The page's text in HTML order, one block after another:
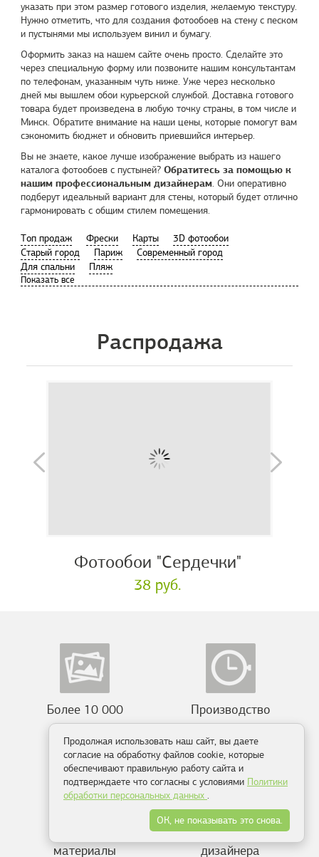
указать при этом размер готового изделия, желаемую текстуру.
Нужно отметить, что для создания фотообоев на стену с песком
и пустынями мы используем винил и бумагу.
Оформить заказ на нашем сайте очень просто. Сделайте это
через специальную форму или позвоните нашим консультантам
по телефонам, указанным чуть ниже. Уже через несколько
дней мы вышлем обои курьерской службой. Доставка готового
товара будет произведена в любую точку страны, в том числе и
Минск. Обратите внимание на наши цены, которые помогут вам
сэкономить бюджет и обновить приевшийся интерьер.
Вы не знаете, какое лучше изображение выбрать из нашего
каталога фотообоев с пустыней?Обратитесь за помощью к
нашим профессиональным дизайнерам. Они оперативно
подберут идеальный вариант для стены, который будет отлично
гармонировать с общим стилем помещения.
Tоп продаж Фрески Карты
3D фотообои
Старый город
Париж
Современный город
Для спальни
Пляж
Распродажа
Фотообои "Сердечки"
38 руб.
Более 10 000
сюжетов
Производство
от 2-х дней
материалы
Консультация
дизайнера
Продолжая использовать наш сайт, вы даете
согласие на обработку файлов cookie, которые
обеспечивают правильную работу сайта и
подтверждаете что согласны с условиями Политики
обработки персональных данных .
ОК, не показывать это снова.